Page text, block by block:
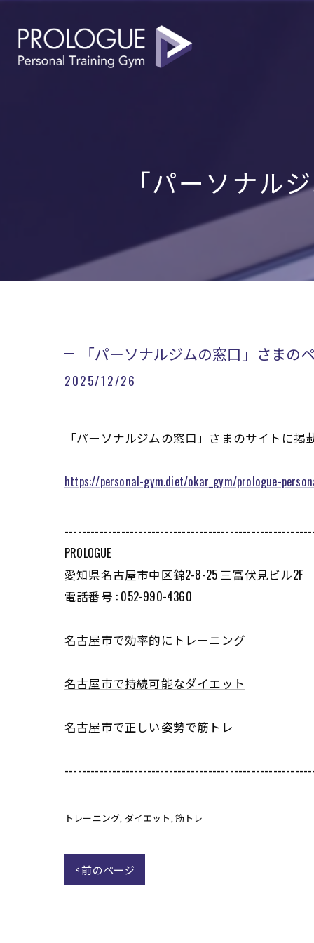
「パーソナル
「パーソナルジムの窓口」さまの
2025/12/26
「パーソナルジムの窓口」さまのサイトに
https://personal-gym.diet/okar_gym/prologue-
PROLOGUE
愛知県名古屋市中区錦2-8-25 三富伏見ビル2F
電話番号 : 052-990-4360
名古屋市で効率的にトレーニング
名古屋市で持続可能なダイエット
名古屋市で正しい姿勢で筋トレ
トレーニング ダイエット 筋トレ
< 前のページ